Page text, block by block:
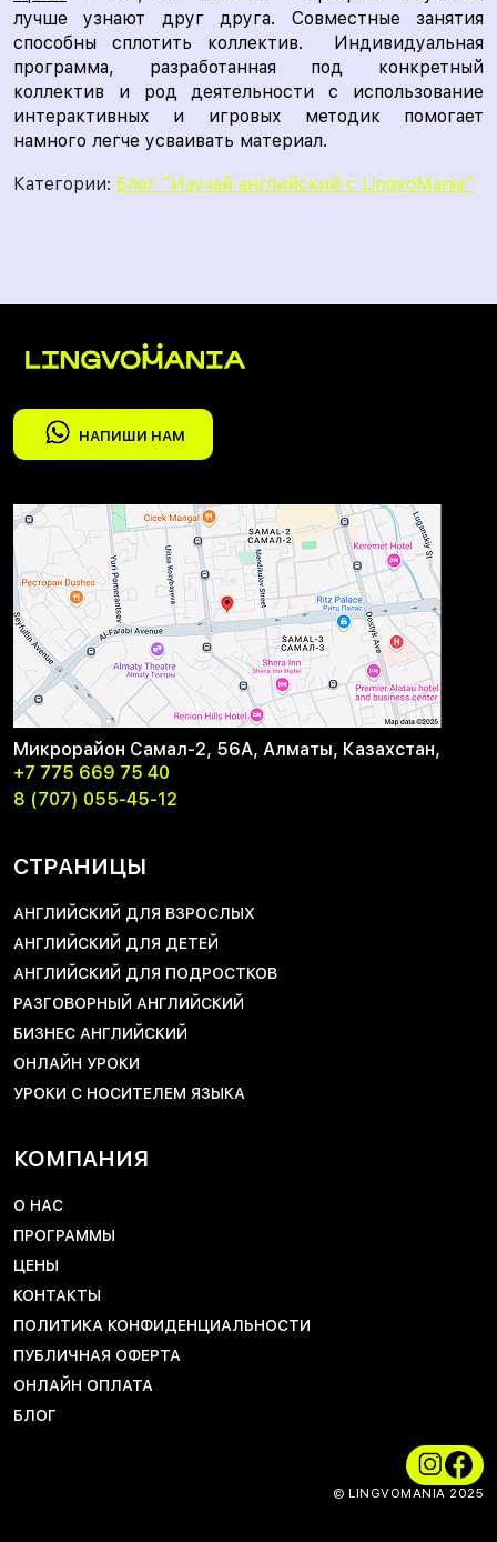
лучше узнают друг друга. Совместные занятия
способны сплотить коллектив. Индивидуальная
программа, разработанная под конкретный
коллектив и род деятельности с использование
интерактивных и игровых методик помогает
намного легче усваивать материал.
Категории: Блог "Изучай английский с LingvoMania"
НАПИШИ НАМ
Микрорайон Самал-2, 56А, Алматы, Казахстан,
+7 775 669 75 40
8 (707) 055-45-12
СТРАНИЦЫ
АНГЛИЙСКИЙ ДЛЯ ВЗРОСЛЫХ
АНГЛИЙСКИЙ ДЛЯ ДЕТЕЙ
АНГЛИЙСКИЙ ДЛЯ ПОДРОСТКОВ
РАЗГОВОРНЫЙ АНГЛИЙСКИЙ
БИЗНЕС АНГЛИЙСКИЙ
ОНЛАЙН УРОКИ
УРОКИ С НОСИТЕЛЕМ ЯЗЫКА
КОМПАНИЯ
О НАС
ПРОГРАММЫ
ЦЕНЫ
КОНТАКТЫ
ПОЛИТИКА КОНФИДЕНЦИАЛЬНОСТИ
ПУБЛИЧНАЯ ОФЕРТА
ОНЛАЙН ОПЛАТА
БЛОГ
© LINGVOMANIA 2025